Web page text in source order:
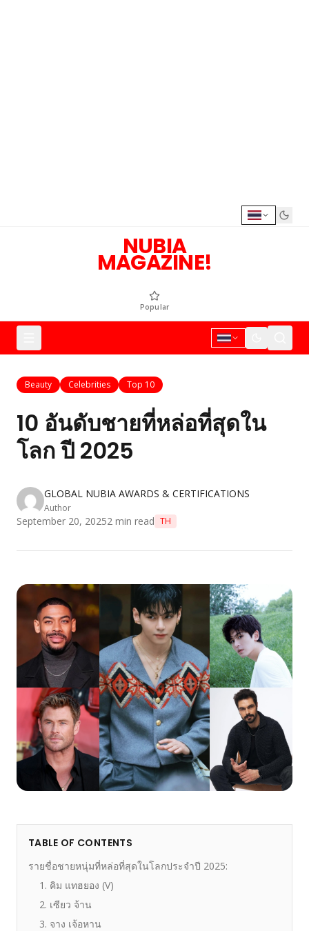
NUBIA
MAGAZINE!
Popular
Beauty Celebrities Top 10
10 อันดับชายที่หล่อที่สุดใน
โลก ปี 2025
GLOBAL NUBIA AWARDS & CERTIFICATIONS
Author
September 20, 20252 min read TH
TABLE OF CONTENTS
รายชื่อชายหนุ่มที่หล่อที่สุดในโลกประจำปี 2025:
1. คิม แทฮยอง (V)
2. เซียว จ้าน
3. จาง เจ้อหาน